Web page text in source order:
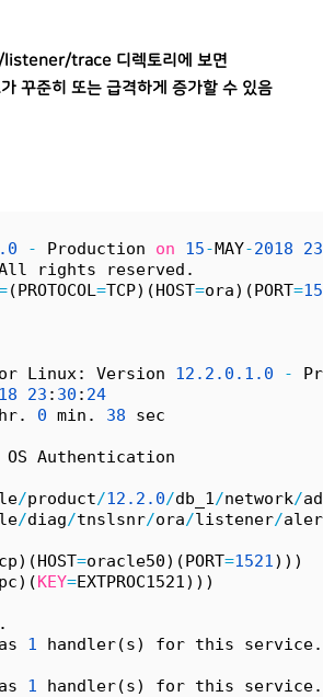
trace 디렉토리에 보면
꾸준히 또는 급격하게 증가할 수 있음
0 - Production on 15-MAY-2018 23
rights reserved.
(PROTOCOL=TCP)(HOST=ora)(PORT=
for Linux: Version 12. 2. 0. 1. 0 -
23 : 30 : 24
0 min. 38 sec
OS Authentication
/product/12. 2. 0/db_1/network/
/diag/tnslsnr/ora/listener/
=oracle50)(PORT=1521)))
KEY=EXTPROC1521)))
1 handler(s) for this
1 handler(s) for this